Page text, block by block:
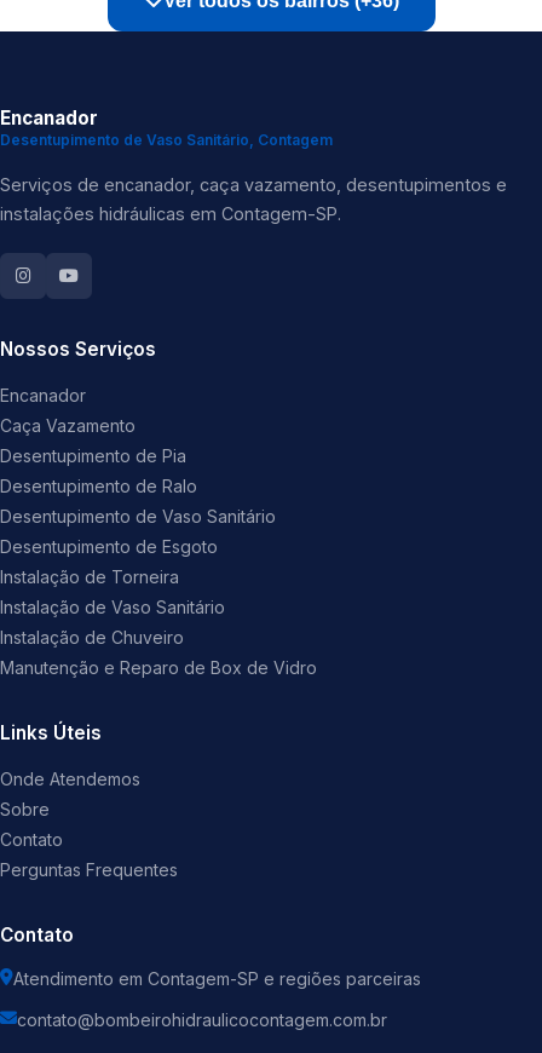
Encanador
Desentupimento de Vaso Sanitário, Contagem
Serviços de encanador, caça vazamento, desentupimentos e
instalações hidráulicas em Contagem-SP.
Nossos Serviços
Encanador
Caça Vazamento
Desentupimento de Pia
Desentupimento de Ralo
Desentupimento de Vaso Sanitário
Desentupimento de Esgoto
Instalação de Torneira
Instalação de Vaso Sanitário
Instalação de Chuveiro
Manutenção e Reparo de Box de Vidro
Links Úteis
Onde Atendemos
Sobre
Contato
Perguntas Frequentes
Contato
Atendimento em Contagem-SP e regiões parceiras
contato@bombeirohidraulicocontagem.com.br